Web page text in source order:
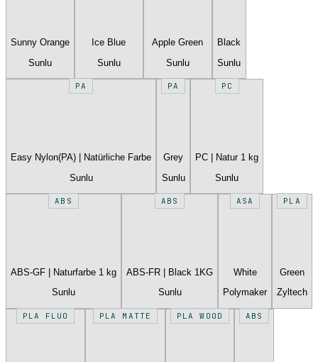
Sunny Orange
Sunlu
Ice Blue
Sunlu
Apple Green
Sunlu
Black
Sunlu
PA
Easy Nylon(PA) | Natürliche Farbe
Sunlu
PA
Grey
Sunlu
PC
PC | Natur 1 kg
Sunlu
ABS
ABS-GF | Naturfarbe 1 kg
Sunlu
ABS
ABS-FR | Black 1KG
Sunlu
ASA
White
Polymaker
PLA
Green
Zyltech
PLA FLUO PLA MATTE PLA WOOD ABS